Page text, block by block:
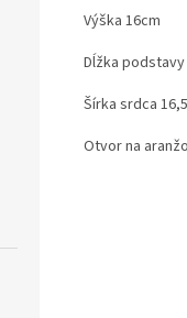
Výška 16cm
Dĺžka podstavy
Šírka srdca
Otvor na